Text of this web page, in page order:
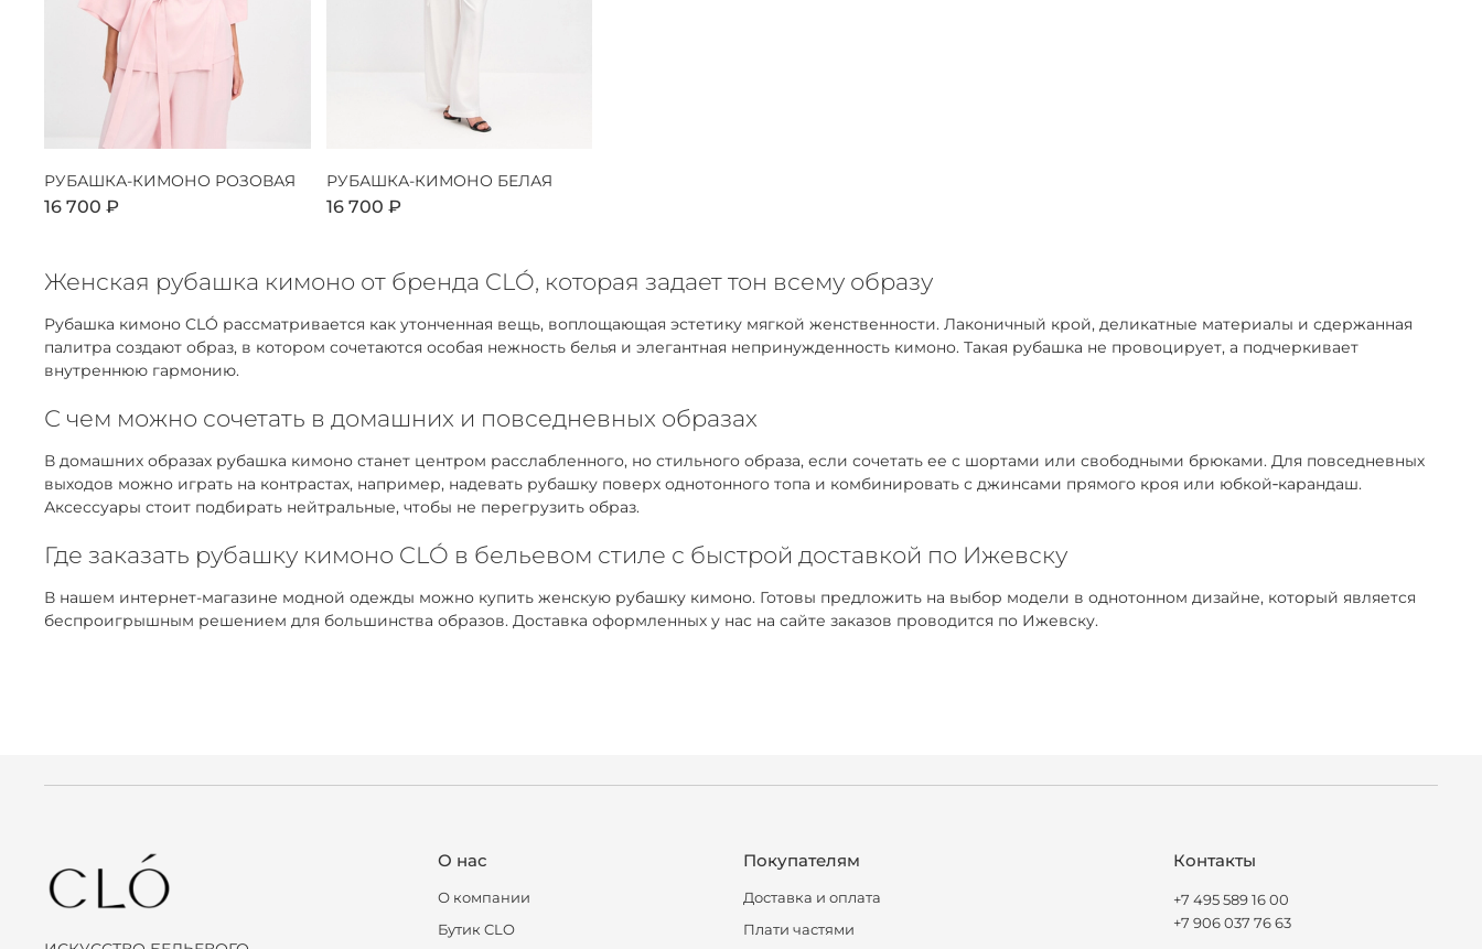
РУБАШКА-КИМОНО РОЗОВАЯ
16 700 ₽
РУБАШКА-КИМОНО БЕЛАЯ
16 700 ₽
Женская рубашка кимоно от бренда CLÓ, которая задает тон всему образу
Рубашка кимоно CLÓ рассматривается как утонченная вещь, воплощающая эстетику мягкой женственности. Лаконичный крой, деликатные материалы и сдержанная
палитра создают образ, в котором сочетаются особая нежность белья и элегантная непринужденность кимоно. Такая рубашка не провоцирует, а подчеркивает
внутреннюю гармонию.
С чем можно сочетать в домашних и повседневных образах
В домашних образах рубашка кимоно станет центром расслабленного, но стильного образа, если сочетать ее с шортами или свободными брюками. Для повседневных
выходов можно играть на контрастах, например, надевать рубашку поверх однотонного топа и комбинировать с джинсами прямого кроя или юбкой‑карандаш.
Аксессуары стоит подбирать нейтральные, чтобы не перегрузить образ.
Где заказать рубашку кимоно CLÓ в бельевом стиле с быстрой доставкой по Ижевску
В нашем интернет-магазине модной одежды можно купить женскую рубашку кимоно. Готовы предложить на выбор модели в однотонном дизайне, который является
беспроигрышным решением для большинства образов. Доставка оформленных у нас на сайте заказов проводится по Ижевску.
О нас
О компании
Бутик CLO
Покупателям
Доставка и оплата
Плати частями
Контакты
+7 495 589 16 00
+7 906 037 76 63